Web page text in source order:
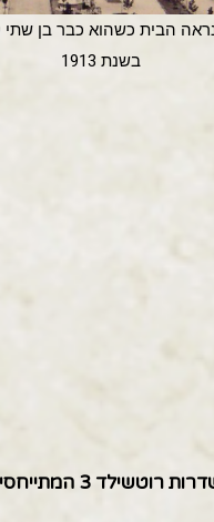
הבית כשהוא כבר בן שתי
בשנת 1913
ולכניסה למגורים: